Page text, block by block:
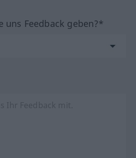
uns Feedback geben?*